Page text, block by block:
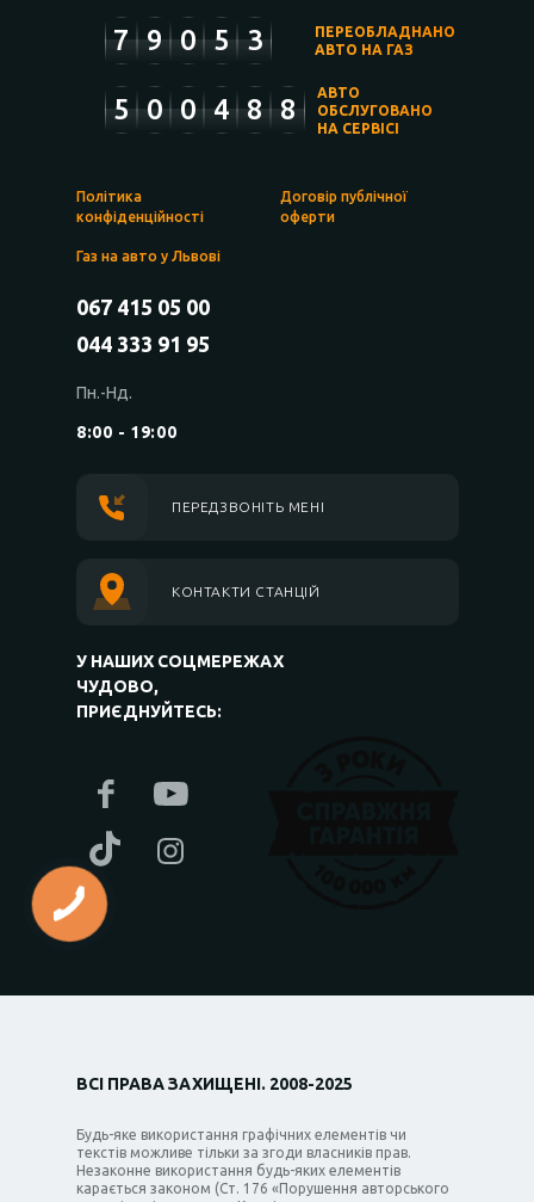
7 9 0 5 3
ПЕРЕОБЛАДНАНО
АВТО НА ГАЗ
5 0 0 4 8 8
АВТО
ОБСЛУГОВАНО
НА СЕРВІСІ
Політика
конфіденційності
Договір публічної
оферти
Газ на авто у Львові
067 415 05 00
044 333 91 95
Пн.-Нд.
8:00 - 19:00
ПЕРЕДЗВОНІТЬ МЕНІ
КОНТАКТИ СТАНЦІЙ
У НАШИХ СОЦМЕРЕЖАХ
ЧУДОВО,
ПРИЄДНУЙТЕСЬ:
ВСІ ПРАВА ЗАХИЩЕНІ. 2008-2025
Будь-яке використання графічних елементів чи
текстів можливе тільки за згоди власників прав.
Незаконне використання будь-яких елементів
карається законом (Ст. 176 «Порушення авторського